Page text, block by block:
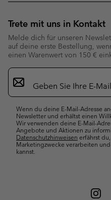
Trete mit uns in Kontakt
Melde dich für unseren
auf deine erste Bestellung,
einen Warenwert von 150 €
Newsletter-
Anmeldung
Wenn du deine E-Mail-Adresse
Newsletter und erhältst einen
Wir verwenden deine E-Mail-
Angebote und Aktionen zu
Datenschutzhinweisen erfährst
Marketingzwecke verarbeiten
kannst.